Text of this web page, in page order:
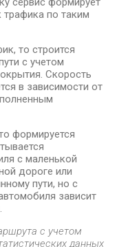
по таким
то строится
с учетом
Скорость
в зависимости от
формируется
с маленькой
дороге или
пути, но с
зависит
с учетом
данных